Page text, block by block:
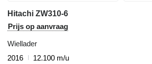
Hitachi ZW310-6
Prijs op aanvraag
Wiellader
2016
12.100 m/u